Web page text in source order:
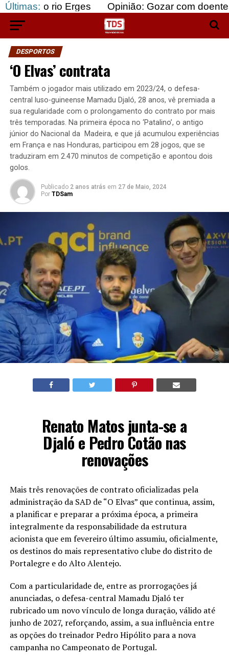
Últimas:
Erges Opinião: Gozar com doentes e bajular
DESPORTOS
‘O Elvas’ contrata
Também o jogador mais utilizado em 2023/24, o defesa-
central luso-guineense Mamadu Djaló, 28 anos, vê premiada a
sua regularidade com o prolongamento do contrato por mais
três temporadas. Na primeira época no ‘Patalino’, o antigo
júnior do Nacional da Madeira, e que já acumulou experiências
em França e nas Honduras, participou em 28 jogos, que se
traduziram em 2.470 minutos de competição e apontou dois
golos.
Publicado 2 anos atrás em 27 de Maio, 2024
Por TDSam
Renato Matos junta-se a
Djaló e Pedro Cotão nas
renovações
Mais três renovações de contrato oficializadas pela
administração da SAD de “O Elvas” que continua, assim,
a planificar e preparar a próxima época, a primeira
integralmente da responsabilidade da estrutura
acionista que em fevereiro último assumiu, oficialmente,
os destinos do mais representativo clube do distrito de
Portalegre e do Alto Alentejo.
Com a particularidade de, entre as prorrogações já
anunciadas, o defesa-central Mamadu Djaló ter
rubricado um novo vínculo de longa duração, válido até
junho de 2027, reforçando, assim, a sua influência entre
as opções do treinador Pedro Hipólito para a nova
campanha no Campeonato de Portugal.